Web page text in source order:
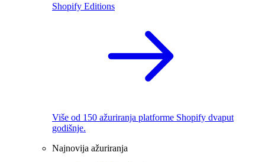
Shopify Editions
Više od 150 ažuriranja platforme Shopify dvaput
godišnje.
Najnovija ažuriranja